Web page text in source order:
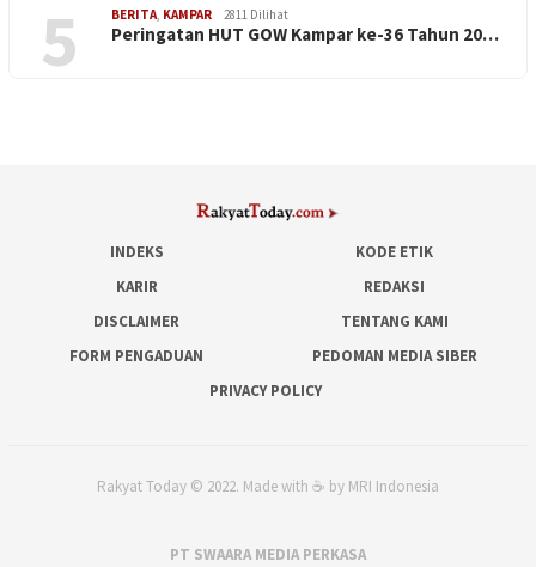
5 BERITA KAMPAR 2811 Dilihat
Peringatan HUT GOW Kampar ke-36 Tahun 20…
INDEKS
KODE ETIK
KARIR
REDAKSI
DISCLAIMER
TENTANG KAMI
FORM PENGADUAN
PEDOMAN MEDIA SIBER
PRIVACY POLICY
Rakyat Today © 2022. Made with ☕ by MRI Indonesia
PT SWAARA MEDIA PERKASA